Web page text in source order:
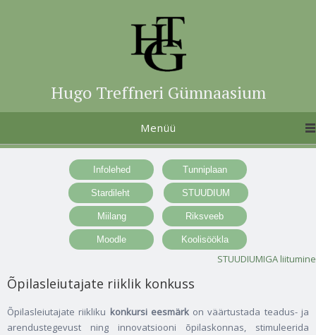
Hugo Treffneri Gümnaasium
Menüü
STUUDIUMIGA liitumine
Õpilasleiutajate riiklik konkuss
Õpilasleiutajate riikliku konkursi eesmärkon väärtustada teadus- ja
arendustegevust ning innovatsiooni õpilaskonnas, stimuleerida